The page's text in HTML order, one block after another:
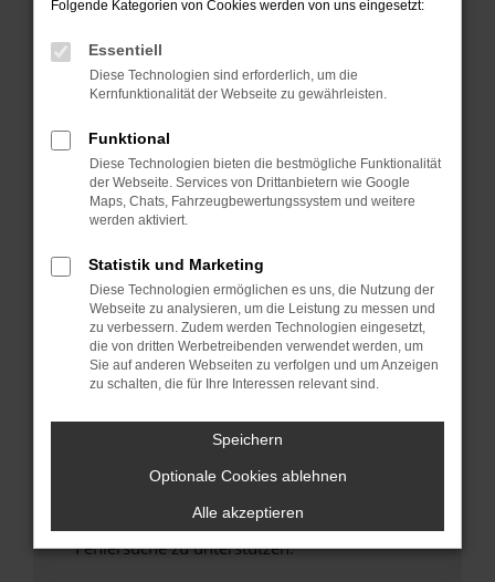
Prüfe deine Browsererweiterungen.
können das Laden bestimmter Seiten
verhindern. Funktioniert die Seite in einem
Fenster?
Starte dein Gerät neu.
Das kann manchmal helfen, vorübergehende
Probleme zu beheben.
Betriebssystem auf dem neuesten Stand
sind.
Veraltete Software birgt nicht nur ein
Sicherheitsrisiko, sondern kann auch dazu
führen, dass bestimmte Funktionen nicht mehr
unterstützt werden.
Wende dich an den Webseitenbetreiber.
Wenn du alle oben genannten Schritte versucht
hast, kontaktiere uns bitte. Wir werden
uns diesen Text schicken, um uns bei der
Fehlersuche zu unterstützen:
Folgende Kategorien von Cookies werden von uns eingesetzt:
Essentiell
Diese Technologien sind erforderlich, um die
Kernfunktionalität der Webseite zu gewährleisten.
Funktional
Diese Technologien bieten die bestmögliche Funktionalität
der Webseite. Services von Drittanbietern wie Google
Maps, Chats, Fahrzeugbewertungssystem und weitere
werden aktiviert.
Statistik und Marketing
Diese Technologien ermöglichen es uns, die Nutzung der
Webseite zu analysieren, um die Leistung zu messen und
zu verbessern. Zudem werden Technologien eingesetzt,
die von dritten Werbetreibenden verwendet werden, um
Sie auf anderen Webseiten zu verfolgen und um Anzeigen
zu schalten, die für Ihre Interessen relevant sind.
Speichern
Optionale Cookies ablehnen
Alle akzeptieren